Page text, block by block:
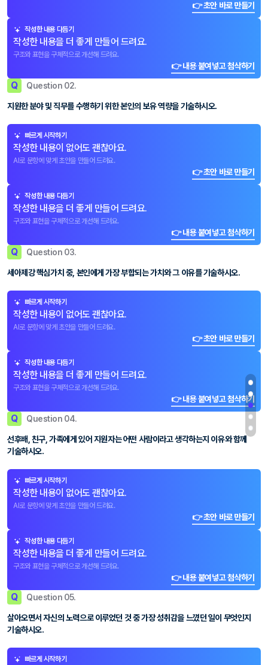
👉 초안 바로 만들기
작성한 내용 다듬기
작성한 내용을 더 좋게 만들어 드려요.
구조와 표현을 구체적으로 개선해 드려요.
👉 내용 붙여넣고 첨삭하기
Q Question 02.
지원한 분야 및 직무를 수행하기 위한 본인의 보유 역량을 기술하시오.
빠르게 시작하기
작성한 내용이 없어도 괜찮아요.
AI로 문항에 맞게 초안을 만들어 드려요.
👉 초안 바로 만들기
작성한 내용 다듬기
작성한 내용을 더 좋게 만들어 드려요.
구조와 표현을 구체적으로 개선해 드려요.
👉 내용 붙여넣고 첨삭하기
Q Question 03.
세아제강 핵심가치 중, 본인에게 가장 부합되는 가치와 그 이유를 기술하시오.
빠르게 시작하기
작성한 내용이 없어도 괜찮아요.
AI로 문항에 맞게 초안을 만들어 드려요.
👉 초안 바로 만들기
작성한 내용 다듬기
작성한 내용을 더 좋게 만들어 드려요.
구조와 표현을 구체적으로 개선해 드려요.
👉 내용 붙여넣고 첨삭하기
Q Question 04.
선후배, 친구, 가족에게 있어 지원자는 어떤 사람이라고 생각하는지 이유와 함께
기술하시오.
빠르게 시작하기
작성한 내용이 없어도 괜찮아요.
AI로 문항에 맞게 초안을 만들어 드려요.
👉 초안 바로 만들기
작성한 내용 다듬기
작성한 내용을 더 좋게 만들어 드려요.
구조와 표현을 구체적으로 개선해 드려요.
👉 내용 붙여넣고 첨삭하기
Q Question 05.
살아오면서 자신의 노력으로 이루었던 것 중 가장 성취감을 느꼈던 일이 무엇인지
기술하시오.
빠르게 시작하기